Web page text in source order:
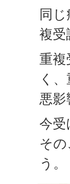
同
複受
重
く
悪
今
そ
う。